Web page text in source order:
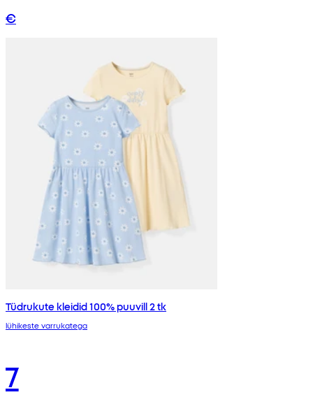
€
Tüdrukute kleidid 100% puuvill 2 tk
lühikeste varrukatega
7